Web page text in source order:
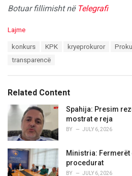
Botuar fillimisht në Telegrafi
C
i
e
s
Lajme
konkurs KPK kryeprokuror
transparencë
Related Content
Spahija: Presim
mostrat e reja
BY JULY 6, 2026
Ministria: Fermerët
procedurat
BY JULY 6, 2026